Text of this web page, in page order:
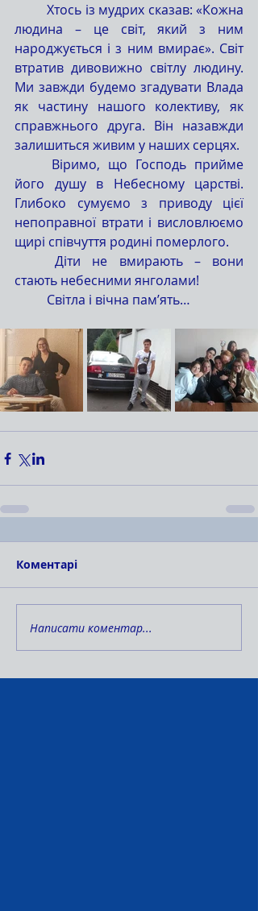
	Хтось із мудрих сказав: «Кожна
людина – це світ, який з ним
народжується і з ним вмирає». Світ
втратив дивовижно світлу людину.
Ми завжди будемо згадувати Влада
як частину нашого колективу, як
справжнього друга. Він назавжди
залишиться живим у наших серцях.
його душу в Небесному царстві.
Глибоко сумуємо з приводу цієї
непоправної втрати і висловлюємо
щирі співчуття родині померлого.
	Діти не вмирають – вони
стають небесними янголами!
	Світла і вічна пам’ять…
Коментарі
Написати коментар...